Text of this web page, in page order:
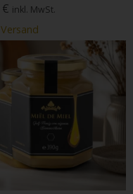
€ inkl. MwSt.
Versand